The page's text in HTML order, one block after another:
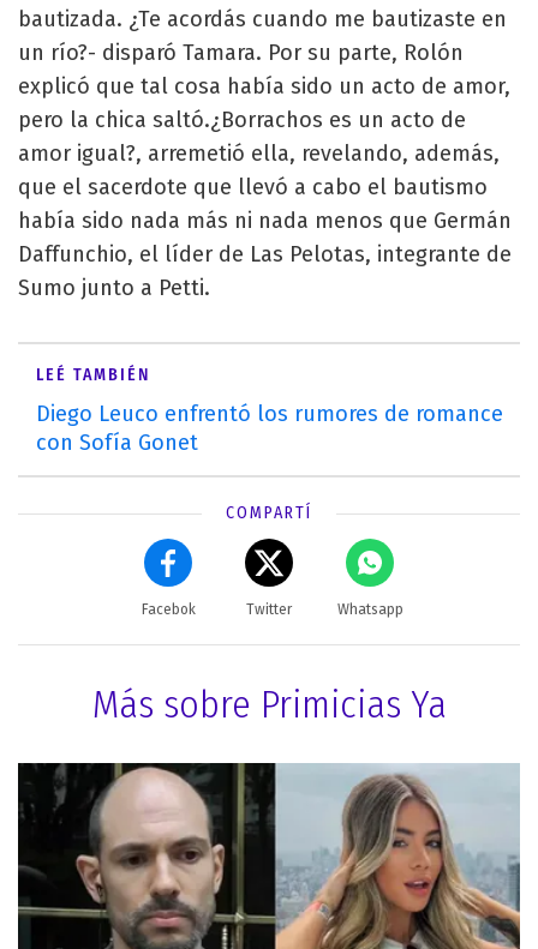
bautizada. ¿Te acordás cuando me bautizaste en
un río?- disparó Tamara. Por su parte, Rolón
explicó que tal cosa había sido un acto de amor,
pero la chica saltó.¿Borrachos es un acto de
amor igual?, arremetió ella, revelando, además,
que el sacerdote que llevó a cabo el bautismo
había sido nada más ni nada menos que Germán
Daffunchio, el líder de Las Pelotas, integrante de
Sumo junto a Petti.
LEÉ TAMBIÉN
Diego Leuco enfrentó los rumores de romance
con Sofía Gonet
COMPARTÍ
Facebok Twitter Whatsapp
Más sobre Primicias Ya